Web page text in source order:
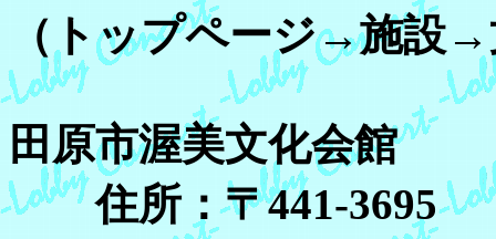
（トップページ→施設
田原市渥美文化会館
住所：〒441-3695